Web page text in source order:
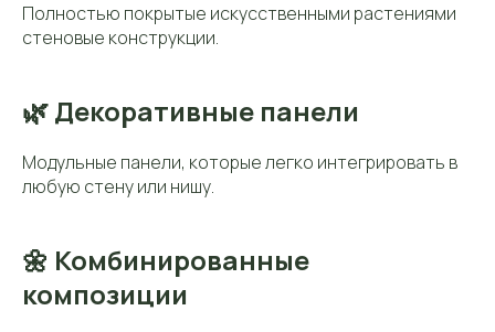
Полностью покрытые искусственными растениями
стеновые конструкции.
🌿 Декоративные панели
Модульные панели, которые легко интегрировать в
любую стену или нишу.
🌼 Комбинированные
композиции